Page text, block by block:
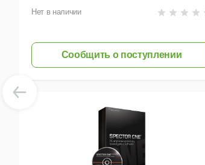
Нет в наличии
Сообщить о поступлении